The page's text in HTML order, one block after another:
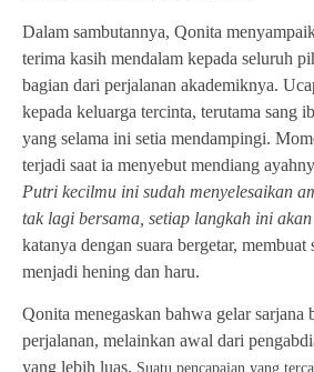
Dalam sambutannya, Qonita
terima kasih mendalam kepada seluruh
bagian dari perjalanan akademiknya.
kepada keluarga tercinta, terutama sang
yang selama ini setia mendampingi.
terjadi saat ia menyebut mendiang
Putri kecilmu ini sudah menyelesaikan
tak lagi bersama, setiap langkah ini
katanya dengan suara bergetar, membuat
menjadi hening dan haru.
Qonita menegaskan bahwa gelar sarjana
perjalanan, melainkan awal dari
yang lebih luas. Suatu pencapaian yang